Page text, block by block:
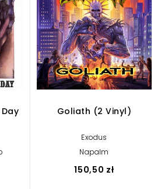
Goliath (2 Vinyl)
Exodus
Napalm
150,50 zł